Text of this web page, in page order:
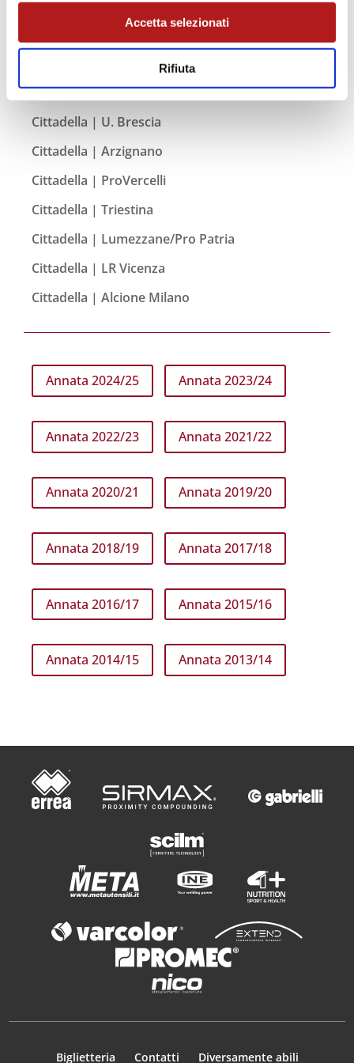
Accetta selezionati
Rifiuta
Cittadella | Albinoleffe
Cittadella | Virtus Verona
Cittadella | Novara
Cittadella | U. Brescia
Cittadella | Arzignano
Cittadella | ProVercelli
Cittadella | Triestina
Cittadella | Lumezzane/Pro Patria
Cittadella | LR Vicenza
Cittadella | Alcione Milano
Annata 2024/25 Annata 2023/24
Annata 2022/23 Annata 2021/22
Annata 2020/21 Annata 2019/20
Annata 2018/19 Annata 2017/18
Annata 2016/17 Annata 2015/16
Annata 2014/15 Annata 2013/14
Biglietteria Contatti Diversamente abili